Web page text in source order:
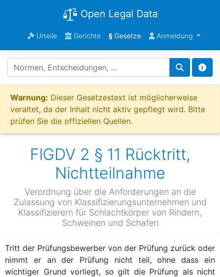
Open Legal Data
Urteile Gerichte §Gesetze Anmeldung
Warnung: Dieser Gesetzestext ist möglicherweise
veraltet, da der Inhalt nicht aktiv gepflegt wird. Bitte
prüfen Sie die offiziellen Quellen.
FlGDV 2 § 11 Rücktritt,
Nichtteilnahme
Verordnung über die Anforderungen an die
Zulassung von Klassifizierungsunternehmen und
Klassifizierern für Schlachtkörper von Rindern,
Schweinen und Schafen
Tritt der Prüfungsbewerber von der Prüfung zurück oder
nimmt er an der Prüfung nicht teil, ohne dass ein
wichtiger Grund vorliegt, so gilt die Prüfung als nicht